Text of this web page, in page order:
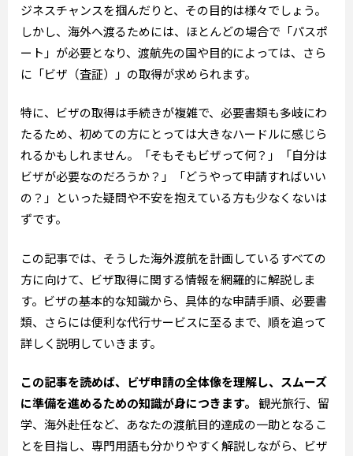
ジネスチャンスを掴んだりと、その目的は様々でしょう。
しかし、海外へ渡るためには、ほとんどの場合で「パスポ
ート」が必要となり、渡航先の国や目的によっては、さら
に「ビザ（査証）」の取得が求められます。
特に、ビザの取得は手続きが複雑で、必要書類も多岐にわ
たるため、初めての方にとっては大きなハードルに感じら
れるかもしれません。「そもそもビザって何？」「自分は
ビザが必要なのだろうか？」「どうやって申請すればいい
の？」といった疑問や不安を抱えている方も少なくないは
ずです。
この記事では、そうした海外渡航を計画しているすべての
方に向けて、ビザ取得に関する情報を網羅的に解説しま
す。ビザの基本的な知識から、具体的な申請手順、必要書
類、さらには便利な代行サービスに至るまで、順を追って
詳しく説明していきます。
この記事を読めば、ビザ申請の全体像を理解し、スムーズ
に準備を進めるための知識が身につきます。
観光旅行、留
学、海外赴任など、あなたの渡航目的達成の一助となるこ
とを目指し、専門用語も分かりやすく解説しながら、ビザ